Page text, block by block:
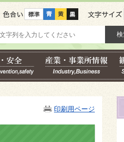
色合い
印刷用ページ